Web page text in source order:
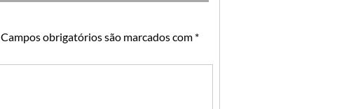
Campos obrigatórios são marcados com *